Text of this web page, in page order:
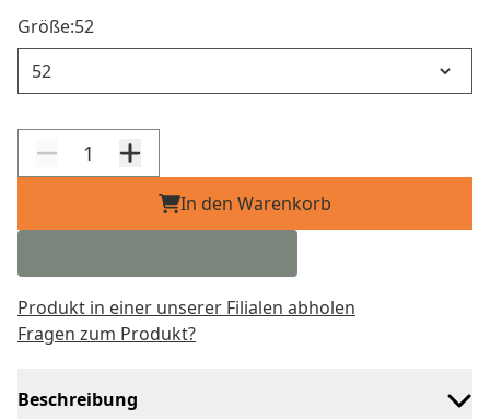
Größe:52
In den Warenkorb
Produkt in einer unserer Filialen abholen
Fragen zum Produkt?
Beschreibung